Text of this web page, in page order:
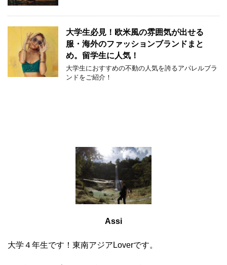
大学生必見！欧米風の雰囲気が出せる
服・海外のファッションブランドまと
め。留学生に人気！
大学生におすすめの不動の人気を誇るアパレルブラ
ンドをご紹介！
Assi
大学４年生です！東南アジアLoverです。